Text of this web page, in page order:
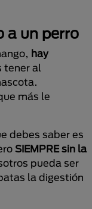
a un perro
hay
tener al
más le
debes saber es
SIEMPRE sin la
pueda ser
la digestión